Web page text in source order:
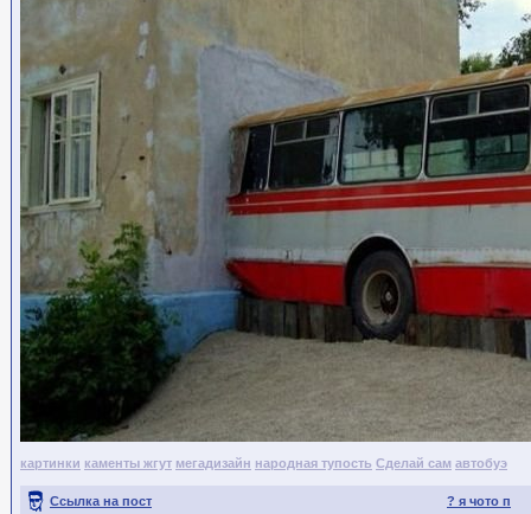
картинки каменты жгут мегадизайн народная тупость Сделай сам автобуэ
? я чото п
Ссылка на пост